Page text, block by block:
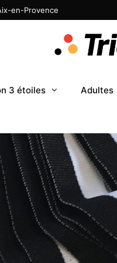
en-Provence
3 étoiles Adultes